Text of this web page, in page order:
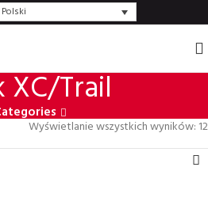
Polski
XC/Trail
Wyświetlanie wszystkich wyników: 12